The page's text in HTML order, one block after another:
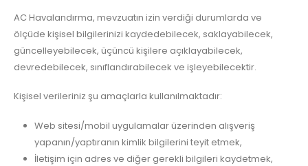
AC Havalandırma, mevzuatın izin verdiği durumlarda ve
ölçüde kişisel bilgilerinizi kaydedebilecek, saklayabilecek,
güncelleyebilecek, üçüncü kişilere açıklayabilecek,
devredebilecek, sınıflandırabilecek ve işleyebilecektir.
Kişisel verileriniz şu amaçlarla kullanılmaktadır:
Web sitesi/mobil uygulamalar üzerinden alışveriş
yapanın/yaptıranın kimlik bilgilerini teyit etmek,
İletişim için adres ve diğer gerekli bilgileri kaydetmek,